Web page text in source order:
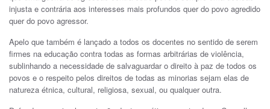
injusta e contrária aos interesses mais profundos quer do povo agredido
quer do povo agressor.
Apelo que também é lançado a todos os docentes no sentido de serem
firmes na educação contra todas as formas arbitrárias de violência,
sublinhando a necessidade de salvaguardar o direito à paz de todos os
povos e o respeito pelos direitos de todas as minorias sejam elas de
natureza étnica, cultural, religiosa, sexual, ou qualquer outra.